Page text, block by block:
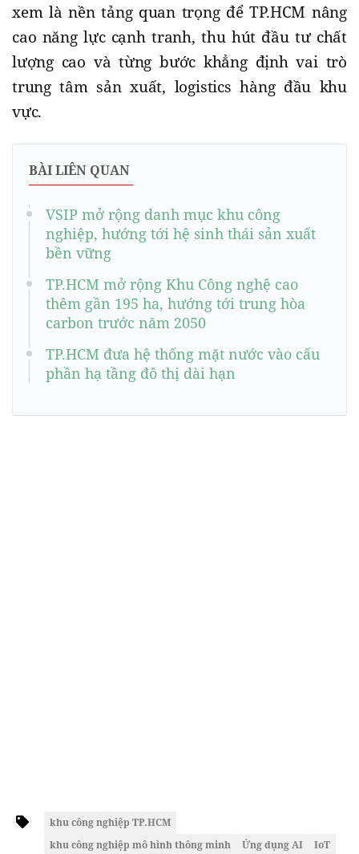
xem là nền tảng quan trọng để TP.HCM nâng
cao năng lực cạnh tranh, thu hút đầu tư chất
lượng cao và từng bước khẳng định vai trò
trung tâm sản xuất, logistics hàng đầu khu
vực.
BÀI LIÊN QUAN
VSIP mở rộng danh mục khu công
nghiệp, hướng tới hệ sinh thái sản xuất
bền vững
TP.HCM mở rộng Khu Công nghệ cao
thêm gần 195 ha, hướng tới trung hòa
carbon trước năm 2050
TP.HCM đưa hệ thống mặt nước vào cấu
phần hạ tầng đô thị dài hạn
khu công nghiệp TP.HCM
khu công nghiệp mô hình thông minh
Ứng dụng AI IoT